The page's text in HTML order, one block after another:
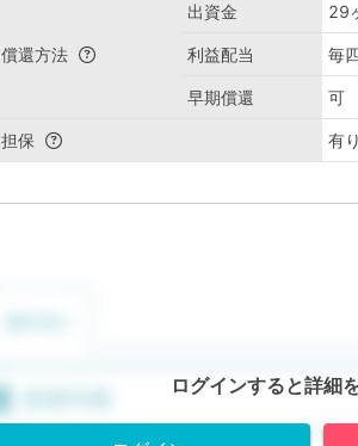
償還方法
出資金 29
利益配当 毎
早期償還 可
担保 有
ログインすると詳細